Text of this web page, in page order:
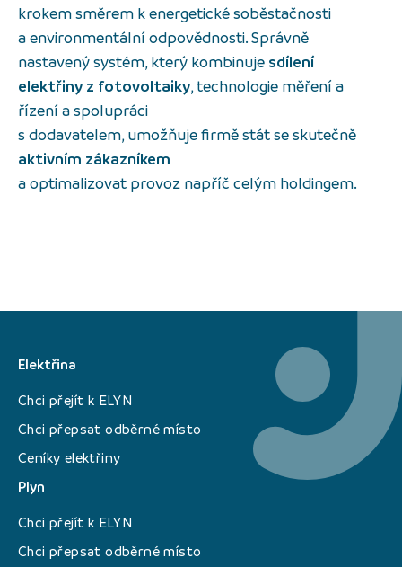
krokem směrem k energetické soběstačnosti
a environmentální odpovědnosti. Správně
nastavený systém, který kombinuje sdílení
elektřiny z fotovoltaiky, technologie měření a
řízení a spolupráci
s dodavatelem, umožňuje firmě stát se skutečně
aktivním zákazníkem
a optimalizovat provoz napříč celým holdingem.
Elektřina
Chci přejít k ELYN
Chci přepsat odběrné místo
Ceníky elektřiny
Plyn
Chci přejít k ELYN
Chci přepsat odběrné místo